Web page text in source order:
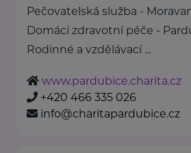
Pečovatelská služba -
Domácí zdravotní péče -
Rodinné a vzdělávací ...
www.pardubice.charita.cz
+420 466 335 026
info@charitapardubice.cz